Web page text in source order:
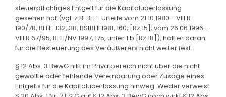
steuerpflichtiges Entgelt für die Kapitalüberlassung
gesehen hat (vgl. z.B. BFH-Urteile vom 21.10.1980 - VIII R
190/78, BFHE 132, 38, BStBl II 1981, 160, [Rz 15]; vom 26.06.1996 -
VIII R 67/95, BFH/NV 1997, 175, unter 1.b [Rz 18]), hält er daran
für die Besteuerung des Veräußerers nicht weiter fest.
§ 12 Abs. 3 BewG hilft im Privatbereich nicht über die nicht
gewollte oder fehlende Vereinbarung oder Zusage eines
Entgelts für die Kapitalüberlassung hinweg. Weder verweist